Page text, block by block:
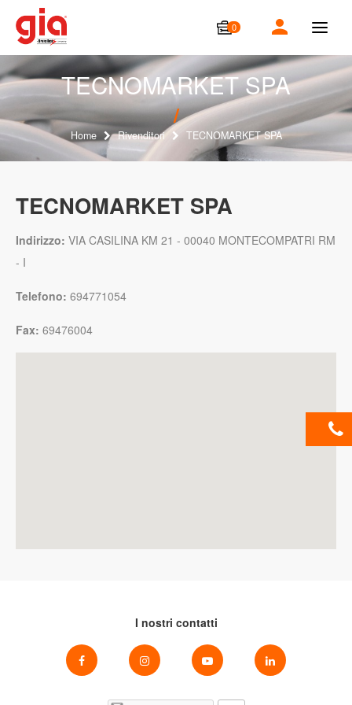
0
T
g
g
l
n
a
v
i
o
TECNOMARKET SPA
Home Rivenditori TECNOMARKET SPA
TECNOMARKET SPA
Indirizzo: VIA CASILINA KM 21 - 00040 MONTECOMPATRI RM
- I
Telefono: 694771054
Fax: 69476004
I nostri contatti